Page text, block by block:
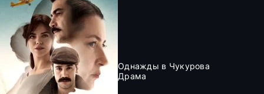
Однажды в Чукурова
Драма